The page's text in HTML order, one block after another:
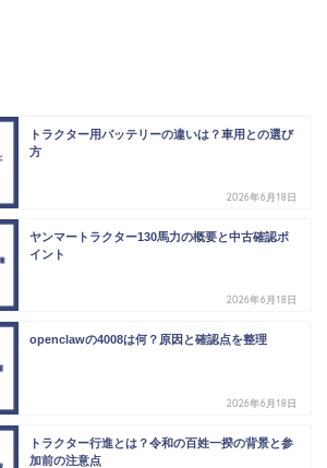
トラクター用バッテリーの違いは？車用との選び
方
2026年6月18日
ヤンマートラクター130馬力の概要と中古確認ポ
イント
2026年6月18日
openclawの4008は何？原因と確認点を整理
2026年6月18日
トラクター行進とは？令和の百姓一揆の背景と参
加前の注意点